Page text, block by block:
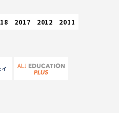
2017 2012 2011